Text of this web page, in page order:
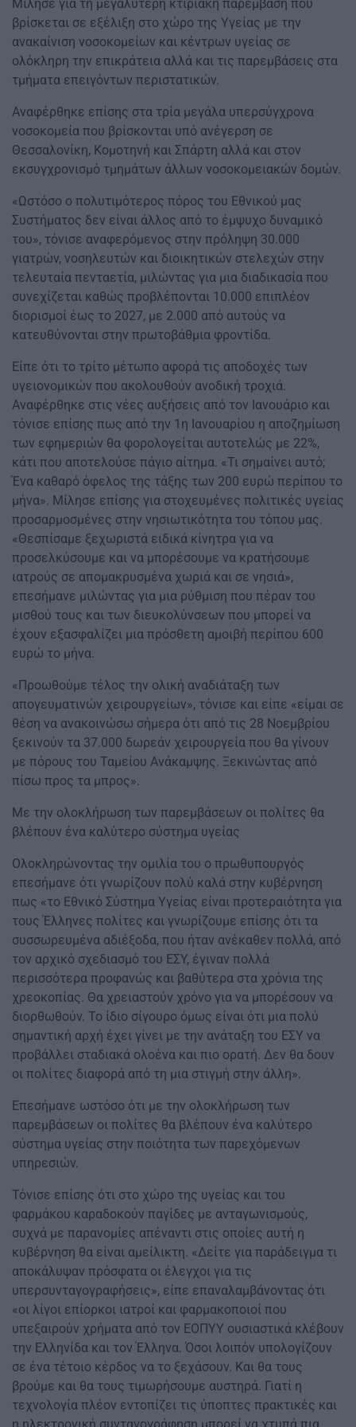
Μίλησε για τη μεγαλύτερη κτιριακή παρέμβαση που
βρίσκεται σε εξέλιξη στο χώρο της Υγείας με την
ανακαίνιση νοσοκομείων και κέντρων υγείας σε
ολόκληρη την επικράτεια αλλά και τις παρεμβάσεις στα
τμήματα επειγόντων περιστατικών.
Αναφέρθηκε επίσης στα τρία μεγάλα υπερσύγχρονα
νοσοκομεία που βρίσκονται υπό ανέγερση σε
Θεσσαλονίκη, Κομοτηνή και Σπάρτη αλλά και στον
εκσυγχρονισμό τμημάτων άλλων νοσοκομειακών δομών.
«Ωστόσο ο πολυτιμότερος πόρος του Εθνικού μας
Συστήματος δεν είναι άλλος από το έμψυχο δυναμικό
του», τόνισε αναφερόμενος στην πρόληψη 30.000
γιατρών, νοσηλευτών και διοικητικών στελεχών στην
τελευταία πενταετία, μιλώντας για μια διαδικασία που
συνεχίζεται καθώς προβλέπονται 10.000 επιπλέον
διορισμοί έως το 2027, με 2.000 από αυτούς να
κατευθύνονται στην πρωτοβάθμια φροντίδα.
Είπε ότι το τρίτο μέτωπο αφορά τις αποδοχές των
υγειονομικών που ακολουθούν ανοδική τροχιά.
Αναφέρθηκε στις νέες αυξήσεις από τον Ιανουάριο και
τόνισε επίσης πως από την 1η Ιανουαρίου η αποζημίωση
των εφημεριών θα φορολογείται αυτοτελώς με 22%,
κάτι που αποτελούσε πάγιο αίτημα. «Τι σημαίνει αυτό;
Ένα καθαρό όφελος της τάξης των 200 ευρώ περίπου το
μήνα». Μίλησε επίσης για στοχευμένες πολιτικές υγείας
προσαρμοσμένες στην νησιωτικότητα του τόπου μας.
«Θεσπίσαμε ξεχωριστά ειδικά κίνητρα για να
προσελκύσουμε και να μπορέσουμε να κρατήσουμε
ιατρούς σε απομακρυσμένα χωριά και σε νησιά»,
επεσήμανε μιλώντας για μια ρύθμιση που πέραν του
μισθού τους και των διευκολύνσεων που μπορεί να
έχουν εξασφαλίζει μια πρόσθετη αμοιβή περίπου 600
ευρώ το μήνα.
«Προωθούμε τέλος την ολική αναδιάταξη των
απογευματινών χειρουργείων», τόνισε και είπε «είμαι σε
θέση να ανακοινώσω σήμερα ότι από τις 28 Νοεμβρίου
ξεκινούν τα 37.000 δωρεάν χειρουργεία που θα γίνουν
με πόρους του Ταμείου Ανάκαμψης. Ξεκινώντας από
πίσω προς τα μπρος».
Με την ολοκλήρωση των παρεμβάσεων οι πολίτες θα
βλέπουν ένα καλύτερο σύστημα υγείας
Ολοκληρώνοντας την ομιλία του ο πρωθυπουργός
επεσήμανε ότι γνωρίζουν πολύ καλά στην κυβέρνηση
πως «το Εθνικό Σύστημα Υγείας είναι προτεραιότητα για
τους Έλληνες πολίτες και γνωρίζουμε επίσης ότι τα
συσσωρευμένα αδιέξοδα, που ήταν ανέκαθεν πολλά, από
τον αρχικό σχεδιασμό του ΕΣΥ, έγιναν πολλά
περισσότερα προφανώς και βαθύτερα στα χρόνια της
χρεοκοπίας. Θα χρειαστούν χρόνο για να μπορέσουν να
διορθωθούν. Το ίδιο σίγουρο όμως είναι ότι μια πολύ
σημαντική αρχή έχει γίνει με την ανάταξη του ΕΣΥ να
προβάλλει σταδιακά ολοένα και πιο ορατή. Δεν θα δουν
οι πολίτες διαφορά από τη μια στιγμή στην άλλη».
Επεσήμανε ωστόσο ότι με την ολοκλήρωση των
παρεμβάσεων οι πολίτες θα βλέπουν ένα καλύτερο
σύστημα υγείας στην ποιότητα των παρεχόμενων
υπηρεσιών.
Τόνισε επίσης ότι στο χώρο της υγείας και του
φαρμάκου καραδοκούν παγίδες με ανταγωνισμούς,
συχνά με παρανομίες απέναντι στις οποίες αυτή η
κυβέρνηση θα είναι αμείλικτη. «Δείτε για παράδειγμα τι
αποκάλυψαν πρόσφατα οι έλεγχοι για τις
υπερσυνταγογραφήσεις», είπε επαναλαμβάνοντας ότι
«οι λίγοι επίορκοι ιατροί και φαρμακοποιοί που
υπεξαιρούν χρήματα από τον ΕΟΠΥΥ ουσιαστικά κλέβουν
την Ελληνίδα και τον Έλληνα. Όσοι λοιπόν υπολογίζουν
σε ένα τέτοιο κέρδος να το ξεχάσουν. Και θα τους
βρούμε και θα τους τιμωρήσουμε αυστηρά. Γιατί η
τεχνολογία πλέον εντοπίζει τις ύποπτες πρακτικές και